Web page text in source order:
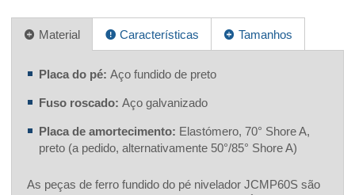
Material Características Tamanhos
Placa do pé: Aço fundido de preto
Fuso roscado: Aço galvanizado
Placa de amortecimento: Elastómero, 70° Shore A,
preto (a pedido, alternativamente 50°/85° Shore A)
As peças de ferro fundido do pé nivelador JCMP60S são